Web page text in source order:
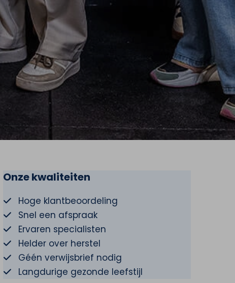
Onze kwaliteiten
Hoge klantbeoordeling
Snel een afspraak
Ervaren specialisten
Helder over herstel
Géén verwijsbrief nodig
Langdurige gezonde leefstijl